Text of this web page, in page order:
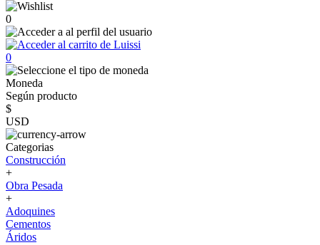
0
0
Moneda
Según producto
$
USD
Categorias
Construcción
+
Obra Pesada
+
Adoquines
Cementos
Áridos